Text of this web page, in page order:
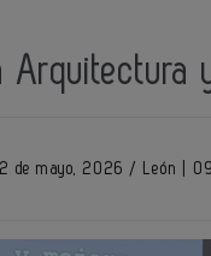
de mayo, 2026 / León |